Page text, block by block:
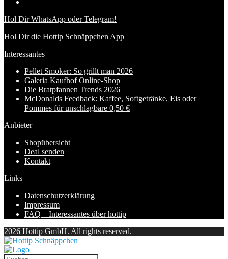
Hol Dir WhatsApp oder Telegram!
Hol Dir die Hottip Schnäppchen App
Interessantes
Pellet Smoker: So grillt man 2026
Galeria Kaufhof Online-Shop
Die Bratpfannen Trends 2026
McDonalds Feedback: Kaffee, Softgetränke, Eis oder
Pommes für unschlagbare 0,50 €
Anbieter
Shopübersicht
Deal senden
Kontakt
Links
Datenschutzerklärung
Impressum
FAQ – Interessantes über hottip
2026 Hottip GmbH. All rights reserved.